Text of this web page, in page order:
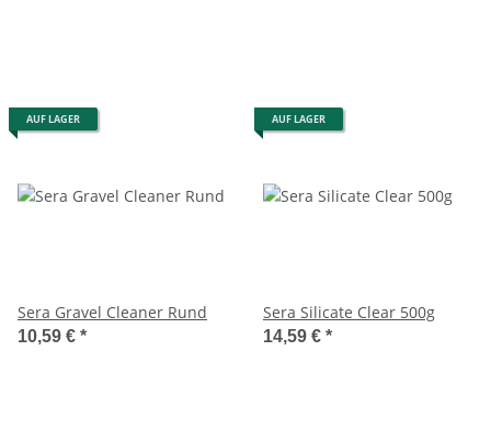
AUF LAGER
Sera Gravel Cleaner Rund
10,59 € *
AUF LAGER
Sera Silicate Clear 500g
14,59 € *